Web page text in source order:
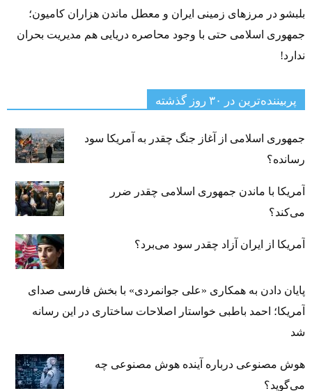
بلبشو در مرزهای زمینی ایران و معطل ماندن هزاران کامیون؛
جمهوری اسلامی حتی با وجود محاصره دریایی هم مدیریت بحران
ندارد!
پربیننده‌ترین‌ در ۳۰ روز گذشته
جمهوری اسلامی از آغاز جنگ چقدر به آمریکا سود
رسانده؟
آمریکا با ماندن جمهوری اسلامی چقدر ضرر
می‌کند؟
آمریکا از ایران آزاد چقدر سود می‌برد؟
پایان دادن به همکاری «علی جوانمردی» با بخش فارسی صدای
آمریکا؛ احمد باطبی خواستار اصلاحات ساختاری در این رسانه
شد
هوش مصنوعی درباره آینده هوش مصنوعی چه
می‌گوید؟